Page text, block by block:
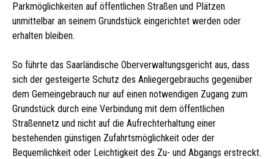
Parkmöglichkeiten auf öffentlichen Straßen und Plätzen
unmittelbar an seinem Grundstück eingerichtet werden oder
erhalten bleiben.
So führte das Saarländische Oberverwaltungsgericht aus, dass
sich der gesteigerte Schutz des Anliegergebrauchs gegenüber
dem Gemeingebrauch nur auf einen notwendigen Zugang zum
Grundstück durch eine Verbindung mit dem öffentlichen
Straßennetz und nicht auf die Aufrechterhaltung einer
bestehenden günstigen Zufahrtsmöglichkeit oder der
Bequemlichkeit oder Leichtigkeit des Zu- und Abgangs erstreckt.